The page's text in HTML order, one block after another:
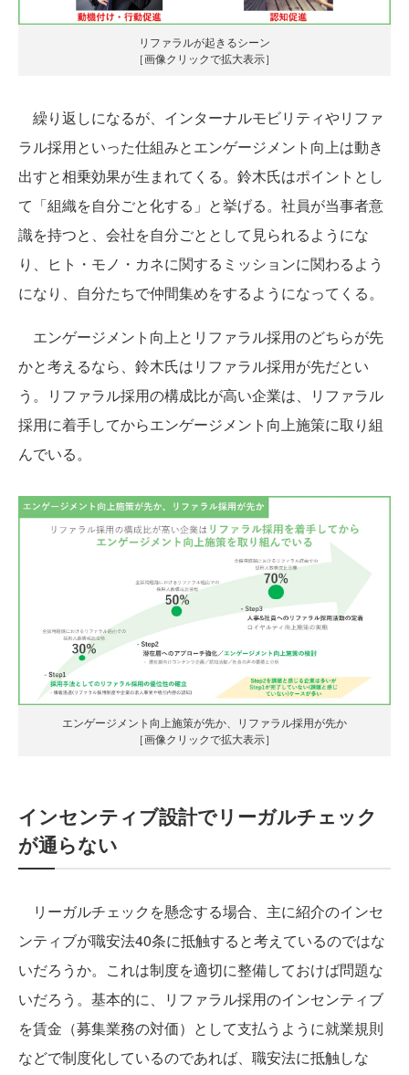
リファラルが起きるシーン
［画像クリックで拡大表示］
繰り返しになるが、インターナルモビリティやリファ
ラル採用といった仕組みとエンゲージメント向上は動き
出すと相乗効果が生まれてくる。鈴木氏はポイントとし
て「組織を自分ごと化する」と挙げる。社員が当事者意
識を持つと、会社を自分ごととして見られるようにな
り、ヒト・モノ・カネに関するミッションに関わるよう
になり、自分たちで仲間集めをするようになってくる。
エンゲージメント向上とリファラル採用のどちらが先
かと考えるなら、鈴木氏はリファラル採用が先だとい
う。リファラル採用の構成比が高い企業は、リファラル
採用に着手してからエンゲージメント向上施策に取り組
んでいる。
エンゲージメント向上施策が先か、リファラル採用が先か
［画像クリックで拡大表示］
インセンティブ設計でリーガルチェック
が通らない
リーガルチェックを懸念する場合、主に紹介のインセ
ンティブが職安法40条に抵触すると考えているのではな
いだろうか。これは制度を適切に整備しておけば問題な
いだろう。基本的に、リファラル採用のインセンティブ
を賃金（募集業務の対価）として支払うように就業規則
などで制度化しているのであれば、職安法に抵触しな